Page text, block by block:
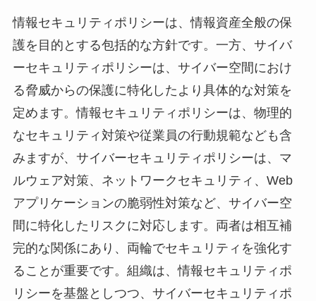
情報セキュリティポリシーは、情報資産全般の保
護を目的とする包括的な方針です。一方、サイバ
ーセキュリティポリシーは、サイバー空間におけ
る脅威からの保護に特化したより具体的な対策を
定めます。情報セキュリティポリシーは、物理的
なセキュリティ対策や従業員の行動規範なども含
みますが、サイバーセキュリティポリシーは、マ
ルウェア対策、ネットワークセキュリティ、Web
アプリケーションの脆弱性対策など、サイバー空
間に特化したリスクに対応します。両者は相互補
完的な関係にあり、両輪でセキュリティを強化す
ることが重要です。組織は、情報セキュリティポ
リシーを基盤としつつ、サイバーセキュリティポ